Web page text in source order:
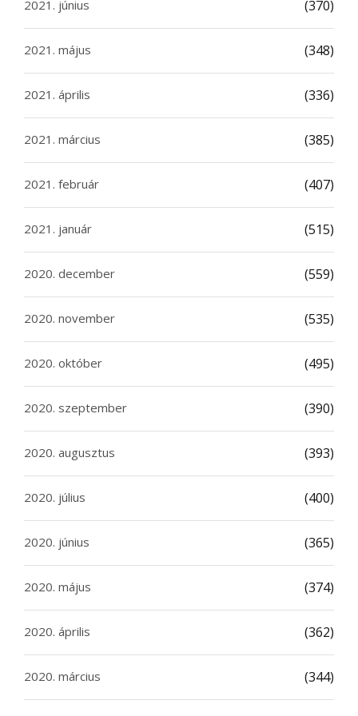
2021. június (370)
2021. május (348)
2021. április (336)
2021. március (385)
2021. február (407)
2021. január (515)
2020. december (559)
2020. november (535)
2020. október (495)
2020. szeptember (390)
2020. augusztus (393)
2020. július (400)
2020. június (365)
2020. május (374)
2020. április (362)
2020. március (344)